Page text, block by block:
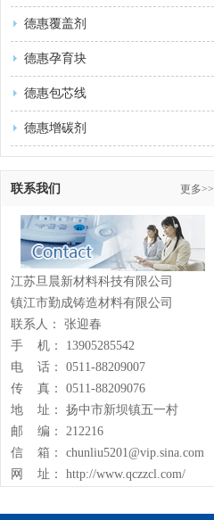
德惠覆盖剂
德惠孕育块
德惠包芯线
德惠增碳剂
联系我们 更多>>
江苏旦晨新材料科技有限公司
镇江市勤成铸造材料有限公司
联系人： 张迎春
手 机： 13905285542
电 话： 0511-88209007
传 真： 0511-88209076
地 址： 扬中市新坝镇五一村
邮 编： 212216
信 箱： chunliu5201@vip.sina.com
网 址： http://www.qczzcl.com/